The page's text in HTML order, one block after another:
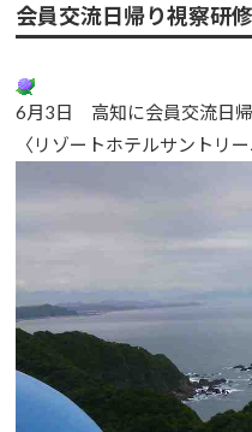
会員交流日帰り視察研
6月3日 高知に会員交流日帰
〈リゾートホテルサントリー